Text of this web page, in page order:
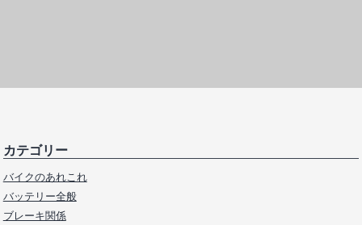
カテゴリー
バイクのあれこれ
バッテリー全般
ブレーキ関係